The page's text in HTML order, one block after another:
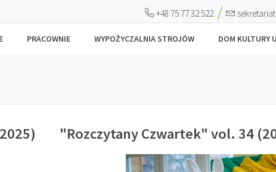
+48 75 77 32 522
PRACOWNIE WYPOŻYCZALNIA STROJÓW DOM KULTURY
"Rozczytany Czwartek" vol. 34